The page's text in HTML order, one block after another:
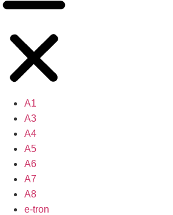
A1
A3
A4
A5
A6
A7
A8
e-tron